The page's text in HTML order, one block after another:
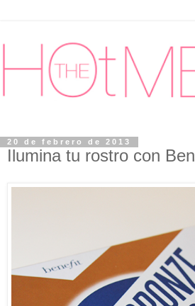
20 de febrero de 2013
Ilumina tu rostro con